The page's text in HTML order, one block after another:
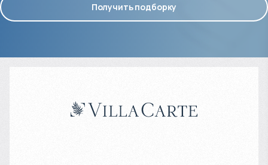
Получить подборку